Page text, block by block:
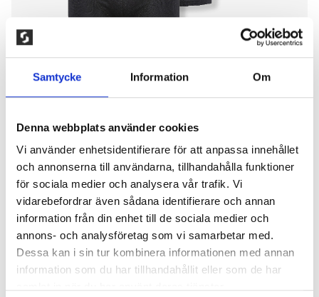
Samtycke Information Om
Denna webbplats använder cookies
Vi använder enhetsidentifierare för att anpassa innehållet
och annonserna till användarna, tillhandahålla funktioner
för sociala medier och analysera vår trafik. Vi
vidarebefordrar även sådana identifierare och annan
information från din enhet till de sociala medier och
annons- och analysföretag som vi samarbetar med.
Dessa kan i sin tur kombinera informationen med annan
information som du har tillhandahållit eller som de har
3-PACK HUNTER & COLE, JUNIOR
BOXERKALSONG, SVART
150,00kr
Boxerkalsong tillverkat av skönt stretchmaterial som
håller passformen. Modellen har en bred resår med
instickad logo. Kort benslut och fodrad gren. 95%